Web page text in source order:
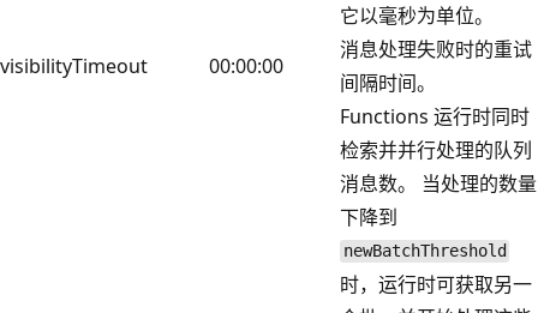
它以毫秒为单位。
visibilityTimeout
00:00:00
消息处理失败时的重试
间隔时间。
Functions 运行时同时
检索并并行处理的队列
消息数。 当处理的数量
下降到
newBatchThreshold
时，运行时可获取另一